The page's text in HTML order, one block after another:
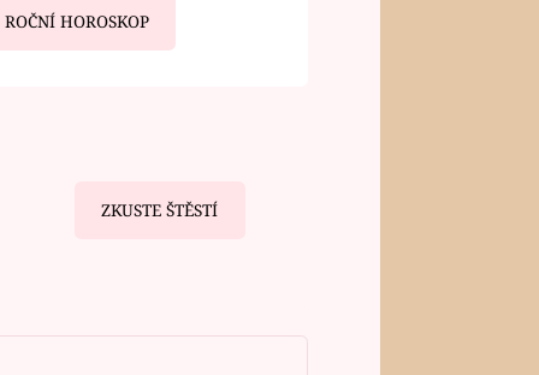
ROČNÍ HOROSKOP
ZKUSTE ŠTĚSTÍ